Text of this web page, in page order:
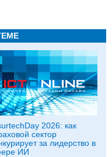
2026: как
сектор
за лидерство в
ИИ